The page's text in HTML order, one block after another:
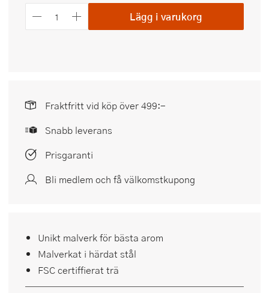
Lägg i varukorg
Fraktfritt vid köp över 499:-
Snabb leverans
Prisgaranti
Bli medlem och få välkomstkupong
Unikt malverk för bästa arom
Malverkat i härdat stål
FSC certiffierat trä